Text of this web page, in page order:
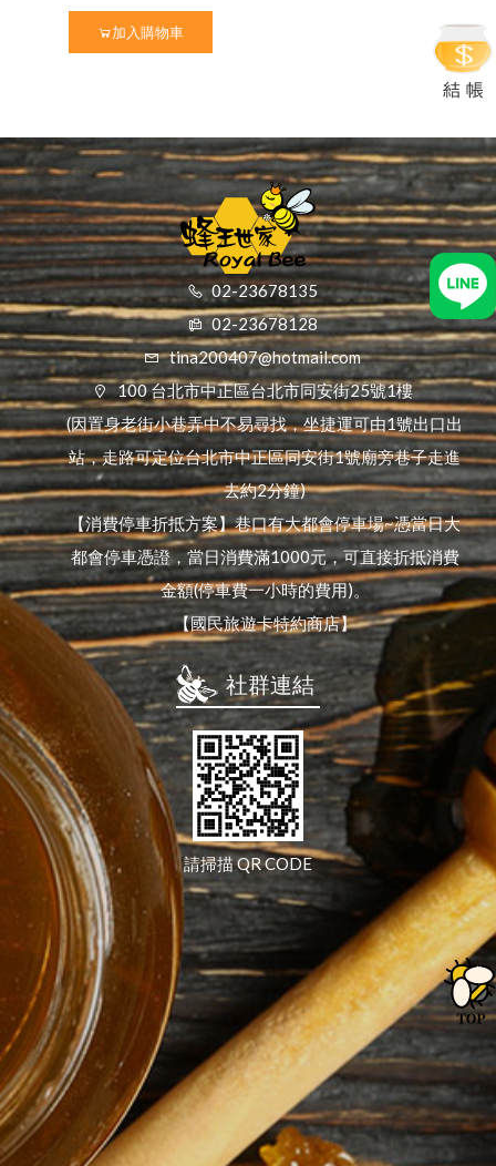
加入購物車
02-23678135
02-23678128
tina200407@hotmail.com
100 台北市中正區台北市同安街25號1樓
(因置身老街小巷弄中不易尋找，坐捷運可由1號出口出
站，走路可定位台北市中正區同安街1號廟旁巷子走進
去約2分鐘)
【消費停車折抵方案】巷口有大都會停車場~憑當日大
都會停車憑證，當日消費滿1000元，可直接折抵消費
金額(停車費一小時的費用)。
【國民旅遊卡特約商店】
社群連結
請掃描 QR CODE